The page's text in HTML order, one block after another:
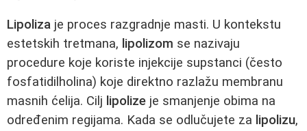
Lipoliza je proces razgradnje masti. U kontekstu
estetskih tretmana, lipolizom se nazivaju
procedure koje koriste injekcije supstanci (često
fosfatidilholina) koje direktno razlažu membranu
masnih ćelija. Cilj lipolize je smanjenje obima na
određenim regijama. Kada se odlučujete za lipolizu,